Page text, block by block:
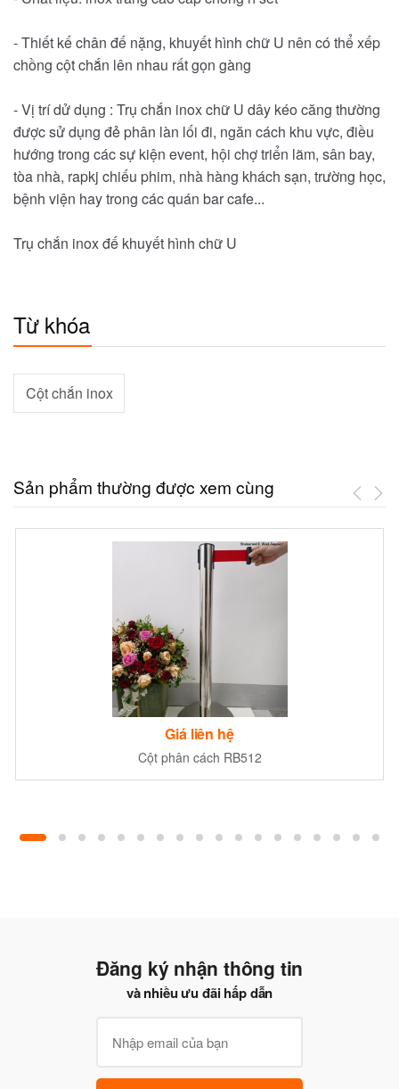
- Thiết kế chân đế nặng, khuyết hình chữ U nên có thể xếp
chồng cột chắn lên nhau rất gọn gàng
- Vị trí dử dụng : Trụ chắn inox chữ U dây kéo căng thường
được sử dụng đẻ phân làn lối đi, ngăn cách khu vực, điều
hướng trong các sự kiện event, hội chợ triển lãm, sân bay,
tòa nhà, rapkj chiếu phim, nhà hàng khách sạn, trường học,
bệnh viện hay trong các quán bar cafe...
Trụ chắn inox đế khuyết hình chữ U
Từ khóa
Cột chắn inox
Sản phẩm thường được xem cùng
Giá liên hệ
Cột phân cách RB512
Đăng ký nhận thông tin
và nhiều ưu đãi hấp dẫn